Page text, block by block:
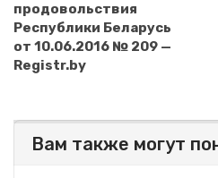
продовольствия
Республики Беларусь
от 10.06.2016 № 209 —
Registr.by
Вам также могут